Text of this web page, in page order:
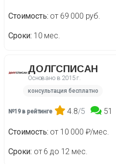
Стоимость от 69 000 руб.
Сроки 10 мес.
ДОЛГСПИСАН
Основано в 2015 г.
консультация бесплатно
№19 в рейтинге 4.8/5 51
Стоимость от 10 000 ₽/мес.
Сроки от 6 до 12 мес.